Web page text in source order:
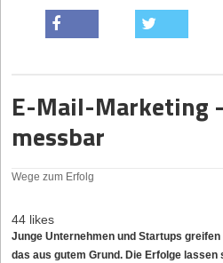
E-Mail-Marketing
messbar
Wege zum Erfolg
44 likes
Junge Unternehmen und Startups
das aus gutem Grund. Die Erfolge lassen